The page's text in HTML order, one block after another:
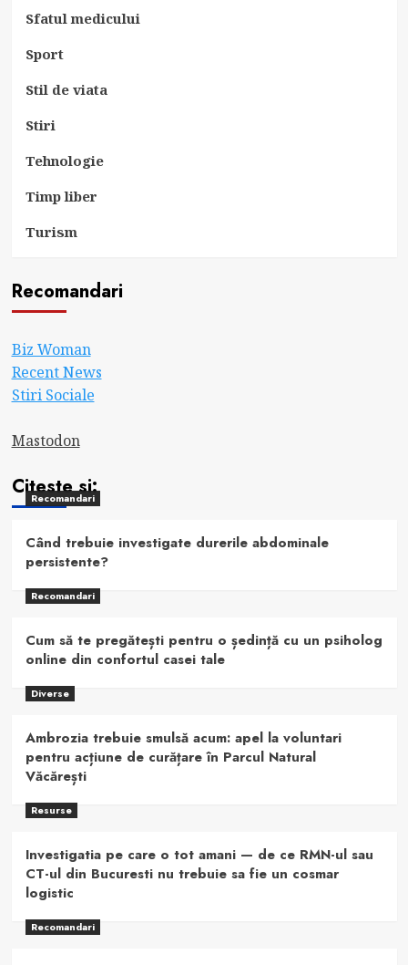
Sfatul medicului
Sport
Stil de viata
Stiri
Tehnologie
Timp liber
Turism
Recomandari
Biz Woman
Recent News
Stiri Sociale
Mastodon
Citeste si:
Recomandari
Când trebuie investigate durerile abdominale
persistente?
Recomandari
Cum să te pregătești pentru o ședință cu un psiholog
online din confortul casei tale
Diverse
Ambrozia trebuie smulsă acum: apel la voluntari
pentru acțiune de curățare în Parcul Natural
Văcărești
Resurse
Investigatia pe care o tot amani — de ce RMN-ul sau
CT-ul din Bucuresti nu trebuie sa fie un cosmar
logistic
Recomandari